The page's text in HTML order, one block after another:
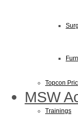
Topcon
MSW
Trainings